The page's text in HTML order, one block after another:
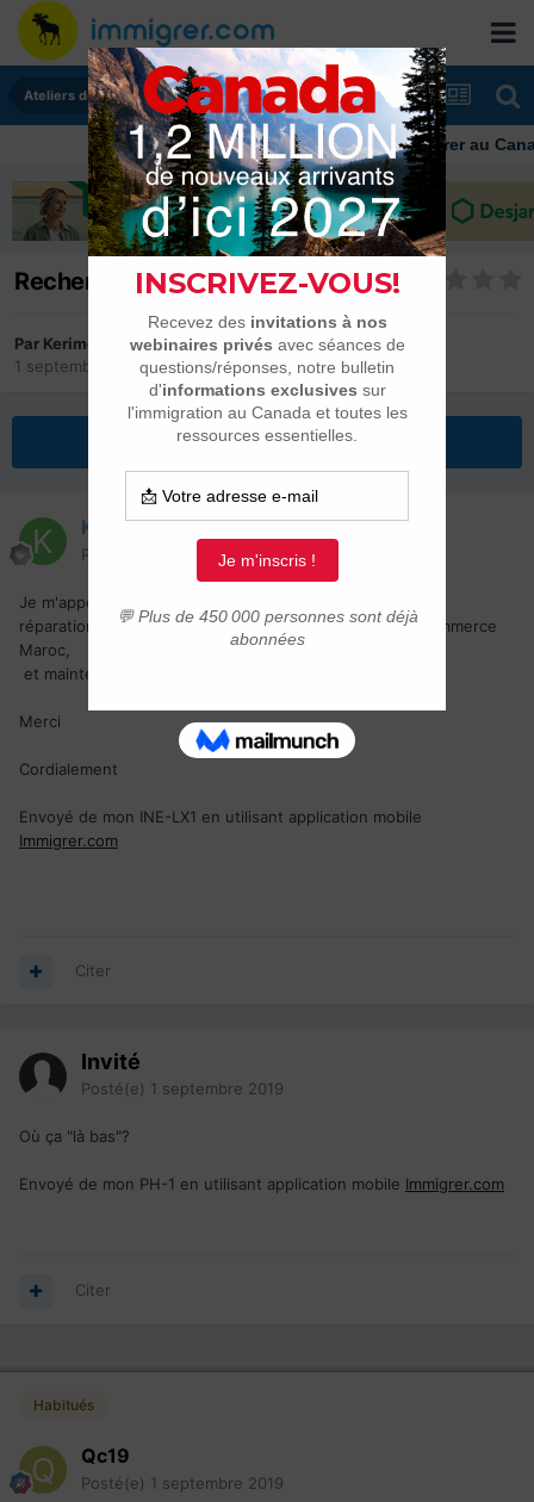
Ateliers de recherche d'emploi
Immigrer au
Recherche d'emploi
Par Kerimo
1 septembre 2019dansAteliers de recherche d'emploi
Répondre à ce sujet
Kerimo
Posté(e) 1 septembre 2019
Je m'appelle karim hafid, j'ai 33 ans je suis technicien en
réparation des engins à moteur automobile à Renault commerce
Maroc,
et maintenant je suis à la recherche d'un emploi là-bas
Merci
Cordialement
Envoyé de mon INE-LX1 en utilisant application mobile
Immigrer.com
Citer
Invité
Posté(e) 1 septembre 2019
Où ça "là bas"?
Envoyé de mon PH-1 en utilisant application mobile Immigrer.com
Citer
Habitués
Qc19
Posté(e) 1 septembre 2019